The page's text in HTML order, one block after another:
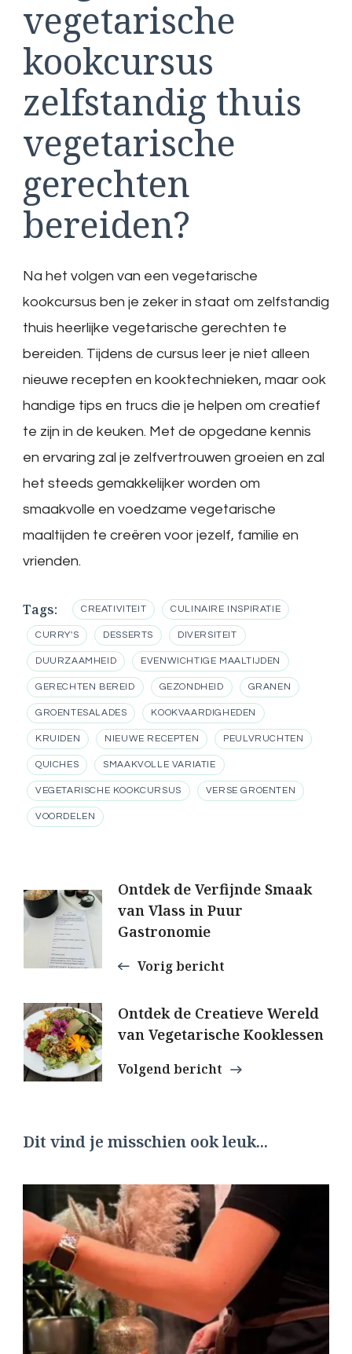
vegetarische
kookcursus
zelfstandig thuis
vegetarische
gerechten
bereiden?
Na het volgen van een vegetarische
kookcursus ben je zeker in staat om zelfstandig
thuis heerlijke vegetarische gerechten te
bereiden. Tijdens de cursus leer je niet alleen
nieuwe recepten en kooktechnieken, maar ook
handige tips en trucs die je helpen om creatief
te zijn in de keuken. Met de opgedane kennis
en ervaring zal je zelfvertrouwen groeien en zal
het steeds gemakkelijker worden om
smaakvolle en voedzame vegetarische
maaltijden te creëren voor jezelf, familie en
vrienden.
Tags: CREATIVITEIT CULINAIRE INSPIRATIE
CURRY'S DESSERTS DIVERSITEIT
DUURZAAMHEID EVENWICHTIGE MAALTIJDEN
GERECHTEN BEREID GEZONDHEID GRANEN
GROENTESALADES KOOKVAARDIGHEDEN
KRUIDEN NIEUWE RECEPTEN PEULVRUCHTEN
QUICHES SMAAKVOLLE VARIATIE
VEGETARISCHE KOOKCURSUS VERSE GROENTEN
VOORDELEN
Berichtnavigatie
Ontdek de Verfijnde Smaak
van Vlass in Puur
Gastronomie
Vorig bericht
Ontdek de Creatieve Wereld
van Vegetarische Kooklessen
Volgend bericht
Dit vind je misschien ook leuk...